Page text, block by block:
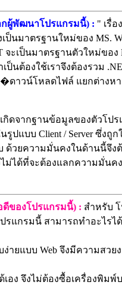
กผู้พัฒนาโปรแกรมนี้) : " เรื่
เป็นมาตรฐานใหม่ของ MS.
ะเป็นมาตรฐานตัวใหม่ของ
นต้องใช้เราจึงต้องรวม
�ดาวน์โหลดไฟล์ แยกต่างห
จากฐานข้อมูลของตัวโปร
รูปแบบ Client / Server ซึ่ง
ด้วยความมั่นคงในด้านนี้จึง
ม่ได้ที่จะต้องแลกความมั่น
ดีของโปรแกรมนี้) : สำหรับ
รแกรมนี้ สามารถทำอะไรไ
ายแบบ Web จึงมีความสวย
อง จึงไม่ต้องซื้อเครื่องพิมพ์